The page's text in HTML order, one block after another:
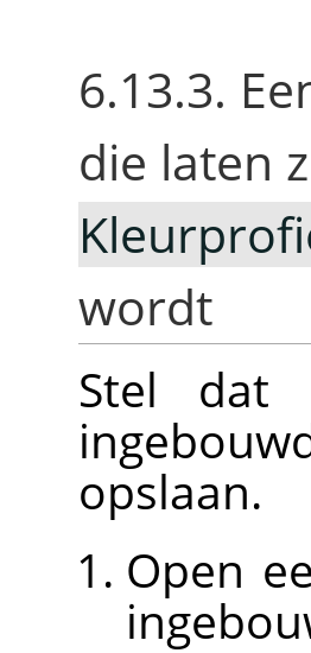
6.13.3.
die laten
wordt
Stel dat
opslaan.
Open